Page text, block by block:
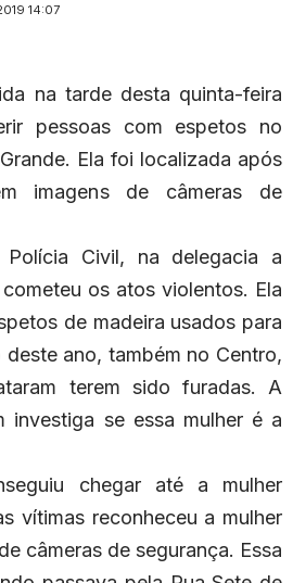
14:07
na tarde desta quinta-feira
pessoas com espetos no
Ela foi localizada após
imagens de câmeras de
Civil, na delegacia a
os atos violentos. Ela
de madeira usados para
deste ano, também no Centro,
terem sido furadas. A
investiga se essa mulher é a
chegar até a mulher
vítimas reconheceu a mulher
câmeras de segurança. Essa